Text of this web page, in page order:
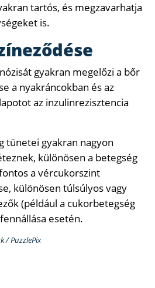
tartós, és megzavarhatja
is.
gyakran megelőzi a bőr
a nyakráncokban és az
az inzulinrezisztencia
tünetei gyakran nagyon
különösen a betegség
a vércukorszint
különösen túlsúlyos vagy
(például a cukorbetegség
esetén.
/ PuzzlePix